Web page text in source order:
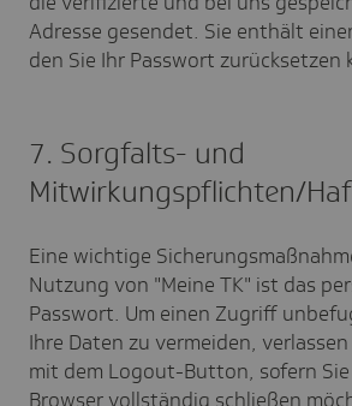
Adresse gesendet. Sie enthält
den Sie Ihr Passwort zurücksetzen
7. Sorgfalts- und
Mitwirkungspflichten/
Eine wichtige
Nutzung von "Meine TK" ist das
Passwort. Um einen Zugriff
Ihre Daten zu vermeiden, verlassen
mit dem Logout-Button, sofern
Browser vollständig schließen